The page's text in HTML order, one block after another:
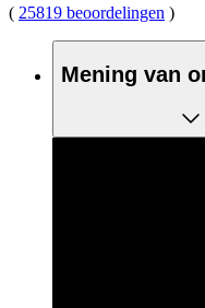
( 25819 beoordelingen )
Mening van